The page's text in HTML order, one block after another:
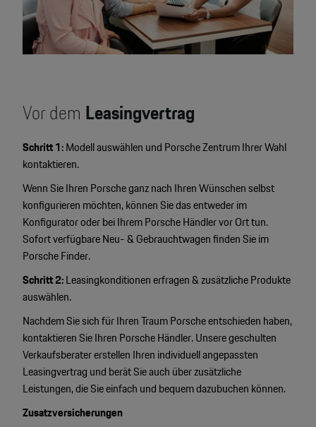
Vor dem Leasingvertrag
Schritt 1:Modell auswählen und Porsche Zentrum Ihrer Wahl
kontaktieren.
Wenn Sie Ihren Porsche ganz nach Ihren Wünschen selbst
konfigurieren möchten, können Sie das entweder im
Konfigurator oder bei Ihrem Porsche Händler vor Ort tun.
Sofort verfügbare Neu- & Gebrauchtwagen finden Sie im
Porsche Finder.
Schritt 2:Leasingkonditionen erfragen & zusätzliche Produkte
auswählen.
Nachdem Sie sich für Ihren Traum Porsche entschieden haben,
kontaktieren Sie Ihren Porsche Händler. Unsere geschulten
Verkaufsberater erstellen Ihren individuell angepassten
Leasingvertrag und berät Sie auch über zusätzliche
Leistungen, die Sie einfach und bequem dazubuchen können.
Zusatzversicherungen